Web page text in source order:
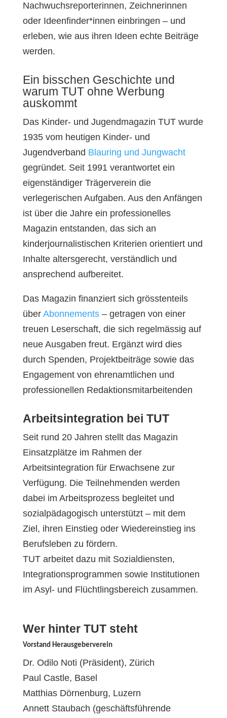
Nachwuchsreporterinnen, Zeichnerinnen
oder Ideenfinder*innen einbringen – und
erleben, wie aus ihren Ideen echte Beiträge
werden.
Ein bisschen Geschichte und
warum TUT ohne Werbung
auskommt
Das Kinder- und Jugendmagazin TUT wurde
1935 vom heutigen Kinder- und
Jugendverband Blauring und Jungwacht
gegründet. Seit 1991 verantwortet ein
eigenständiger Trägerverein die
verlegerischen Aufgaben. Aus den Anfängen
ist über die Jahre ein professionelles
Magazin entstanden, das sich an
kinderjournalistischen Kriterien orientiert und
Inhalte altersgerecht, verständlich und
ansprechend aufbereitet.
Das Magazin finanziert sich grösstenteils
über Abonnements– getragen von einer
treuen Leserschaft, die sich regelmässig auf
neue Ausgaben freut. Ergänzt wird dies
durch Spenden, Projektbeiträge sowie das
Engagement von ehrenamtlichen und
professionellen Redaktionsmitarbeitenden
Arbeitsintegration bei TUT
Seit rund 20 Jahren stellt das Magazin
Einsatzplätze im Rahmen der
Arbeitsintegration für Erwachsene zur
Verfügung. Die Teilnehmenden werden
dabei im Arbeitsprozess begleitet und
sozialpädagogisch unterstützt – mit dem
Ziel, ihren Einstieg oder Wiedereinstieg ins
Berufsleben zu fördern.
TUT arbeitet dazu mit Sozialdiensten,
Integrationsprogrammen sowie Institutionen
im Asyl- und Flüchtlingsbereich zusammen.
Wer hinter TUT steht
Vorstand Herausgeberverein
Dr. Odilo Noti (Präsident), Zürich
Paul Castle, Basel
Matthias Dörnenburg, Luzern
Annett Staubach (geschäftsführende